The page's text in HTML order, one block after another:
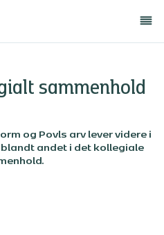
sammenhold
og Povls arv lever videre i
blandt andet i det kollegiale